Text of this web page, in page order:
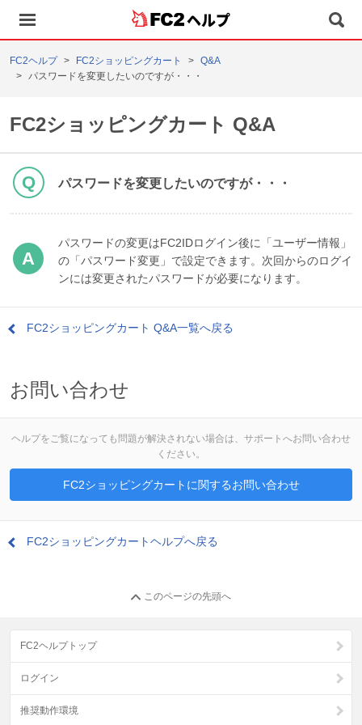
ヘルプ
FC2ヘルプ FC2ショッピングカート
Q&A
パスワードを変更したいのですが・・・
FC2ショッピングカート Q&A
パスワードを変更したいのですが・・・
パスワードの変更はFC2IDログイン後に「ユーザー情報」
の「パスワード変更」で設定できます。次回からのログイ
ンには変更されたパスワードが必要になります。
FC2ショッピングカート Q&A一覧へ戻る
お問い合わせ
ヘルプをご覧になっても問題が解決されない場合は、サポートへお問い合わせ
ください。
FC2ショッピングカートに関するお問い合わせ
FC2ショッピングカートヘルプへ戻る
このページの先頭へ
FC2ヘルプトップ
ログイン
推奨動作環境